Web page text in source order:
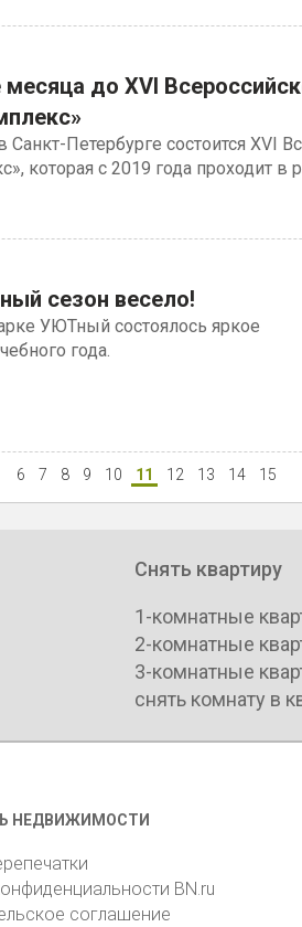
до XVI
Санкт-Петербурге состоится XVI
которая с 2019 года проходит в
сезон весело!
УЮТный состоялось яркое
года.
6 7 8 9 10 11 12 13 14 15
Снять квартиру
1-комнатные
2-комнатные
3-комнатные
снять комнату в
НЕДВИЖИМОСТИ
BN.ru
соглашение